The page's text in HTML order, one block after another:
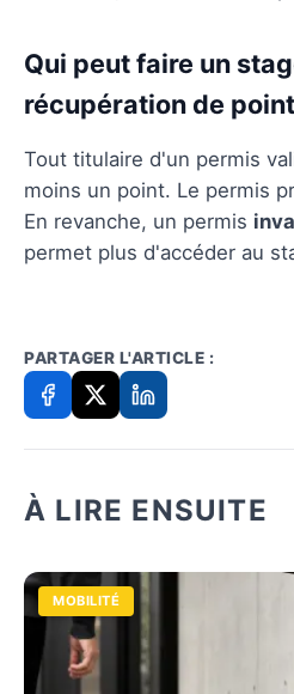
Qui peut faire un
récupération de
Tout titulaire d'un permis
moins un point. Le permis
En revanche, un permis
permet plus d'accéder au
PARTAGER L'ARTICLE :
À LIRE ENSUITE
MOBILITÉ